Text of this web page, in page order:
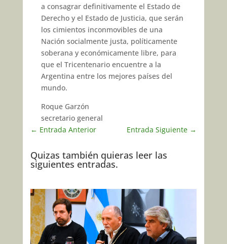
a consagrar de­finitivamente el Estado de
Derecho y el Estado de Justicia, que serán
los cimientos inconmovibles de una
Nación socialmente justa, política­mente
soberana y económicamen­te libre, para
que el Tricentenario encuentre a la
Argentina entre los mejores países del
mundo.
Roque Garzón
secretario general
← Entrada Anterior Entrada Siguiente →
Quizas también quieras leer las
siguientes entradas.